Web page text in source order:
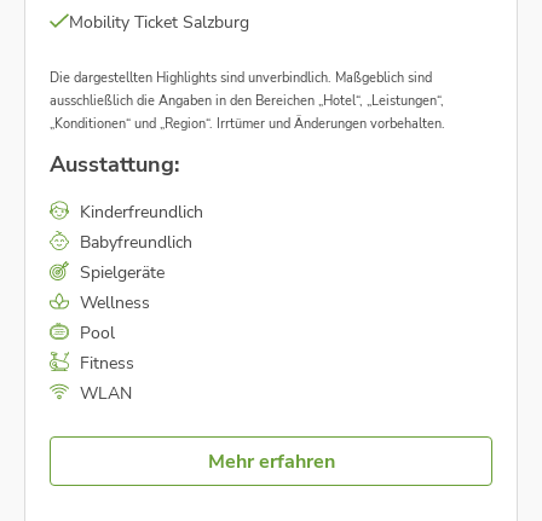
Mobility Ticket Salzburg
Die dargestellten Highlights sind unverbindlich. Maßgeblich sind
ausschließlich die Angaben in den Bereichen „Hotel“, „Leistungen“,
„Konditionen“ und „Region“. Irrtümer und Änderungen vorbehalten.
Ausstattung:
Kinderfreundlich
Babyfreundlich
Spielgeräte
Wellness
Pool
Fitness
WLAN
Mehr erfahren